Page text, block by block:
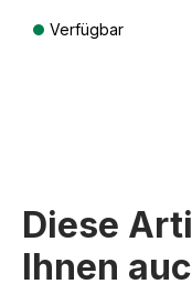
Verfügbar
Diese
Ihnen